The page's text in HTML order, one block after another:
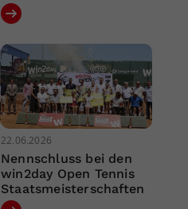
22.06.2026
Nennschluss bei den
win2day Open Tennis
Staatsmeisterschaften